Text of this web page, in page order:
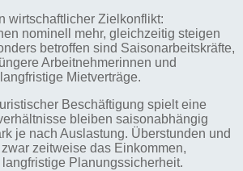
wirtschaftlicher Zielkonflikt:
nominell mehr, gleichzeitig steigen
betroffen sind Saisonarbeitskräfte,
Arbeitnehmerinnen und
Mietverträge.
Beschäftigung spielt eine
bleiben saisonabhängig
je nach Auslastung. Überstunden und
zeitweise das Einkommen,
Planungssicherheit.